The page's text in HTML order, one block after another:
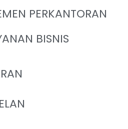
PERKANTORAN
BISNIS